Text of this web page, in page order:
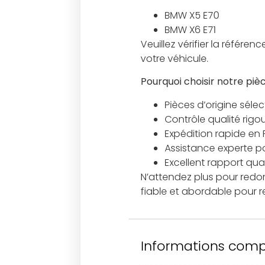
BMW X5 E70
BMW X6 E71
Veuillez vérifier la
votre véhicule.
Pourquoi choisir notre
Pièces d’origine
Contrôle qualité
Expédition rapide en
Assistance experte
Excellent rapport
N’attendez plus pour
fiable et abordable pour
Informations